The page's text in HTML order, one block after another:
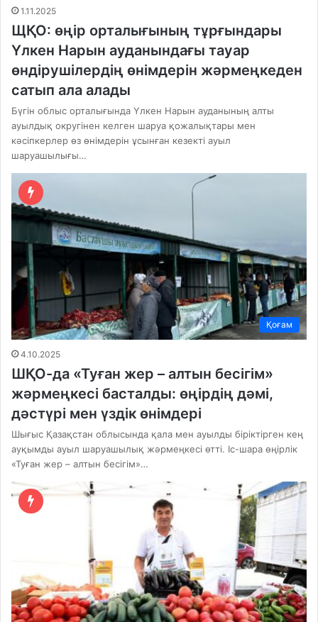
1.11.2025
ЩҚО: өңір орталығының тұрғындары
Үлкен Нарын ауданындағы тауар
өндірушілердің өнімдерін жәрмеңкеден
сатып ала алады
Бүгін облыс орталығында Үлкен Нарын ауданының алты
ауылдық округінен келген шаруа қожалықтары мен
кәсіпкерлер өз өнімдерін ұсынған кезекті ауыл
шаруашылығы…
Қоғам
4.10.2025
ШҚО-да «Туған жер – алтын бесігім»
жәрмеңкесі басталды: өңірдің дәмі,
дәстүрі мен үздік өнімдері
Шығыс Қазақстан облысында қала мен ауылды біріктірген кең
ауқымды ауыл шаруашылық жәрмеңкесі өтті. Іс-шара өңірлік
«Туған жер – алтын бесігім»…